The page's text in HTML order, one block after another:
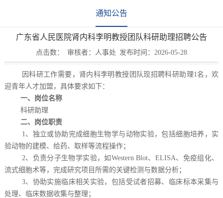
通知公告
广东省人民医院肾内科李明教授团队科研助理招聘公告
点击数： 审核者：人事处 发布时间：2026-05-28
因科研工作需要，肾内科李明教授团队现招聘科研助理1名，欢
迎青年人才加盟，具体要求如下：
一、岗位名称
科研助理
二、岗位职责
1、独立或协助完成细胞生物学与动物实验，包括细胞培养，实
验动物的建模、给药、取样等流程操作；
2、负责分子生物学实验，如Western Blot、ELISA、免疫组化、
流式细胞术等，完成研究项目所需的关键检测与数据分析；
3、协助实施临床相关实验，包括受试者招募、临床标本采集与
处理、临床数据收集与整理；